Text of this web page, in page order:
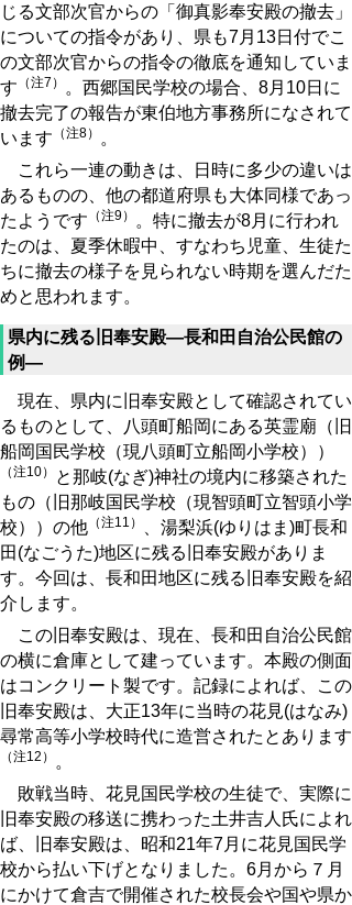
じる文部次官からの「御真影奉安殿の撤去」
についての指令があり、県も7月13日付でこ
の文部次官からの指令の徹底を通知していま
す （注7）
。西郷国民学校の場合、8月10日に
撤去完了の報告が東伯地方事務所になされて
います （注8）
。
これら一連の動きは、日時に多少の違いは
あるものの、他の都道府県も大体同様であっ
たようです （注9）
。特に撤去が8月に行われ
たのは、夏季休暇中、すなわち児童、生徒た
ちに撤去の様子を見られない時期を選んだた
めと思われます。
県内に残る旧奉安殿―長和田自治公民館の
例―
現在、県内に旧奉安殿として確認されてい
るものとして、八頭町船岡にある英霊廟（旧
船岡国民学校（現八頭町立船岡小学校））
（注10）
と那岐(なぎ)神社の境内に移築された
もの（旧那岐国民学校（現智頭町立智頭小学
校））の他 （注11）
、湯梨浜(ゆりはま)町長和
田(なごうた)地区に残る旧奉安殿がありま
す。今回は、長和田地区に残る旧奉安殿を紹
介します。
この旧奉安殿は、現在、長和田自治公民館
の横に倉庫として建っています。本殿の側面
はコンクリート製です。記録によれば、この
旧奉安殿は、大正13年に当時の花見(はなみ)
尋常高等小学校時代に造営されたとあります
（注12）
。
敗戦当時、花見国民学校の生徒で、実際に
旧奉安殿の移送に携わった土井吉人氏によれ
ば、旧奉安殿は、昭和21年7月に花見国民学
校から払い下げとなりました。6月から７月
にかけて倉吉で開催された校長会や国や県か